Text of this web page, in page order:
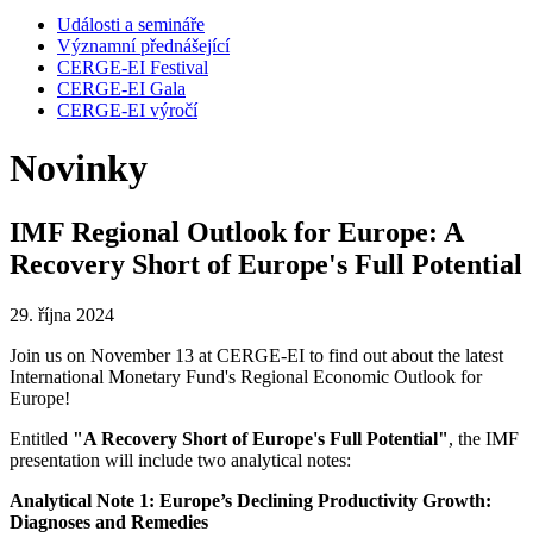
Události a semináře
Významní přednášející
CERGE-EI Festival
CERGE-EI Gala
CERGE-EI výročí
Novinky
IMF Regional Outlook for Europe: A
Recovery Short of Europe's Full Potential
29. října 2024
Join us on November 13 at CERGE-EI to find out about the latest
International Monetary Fund's Regional Economic Outlook for
Europe!
Entitled "A Recovery Short of Europe's Full Potential", the IMF
presentation will include two analytical notes:
Analytical Note 1: Europe’s Declining Productivity Growth:
Diagnoses and Remedies